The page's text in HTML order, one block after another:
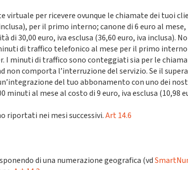
per ricevere ovunque le chiamate dei tuoi
per il primo interno; canone di 6 euro al
30,00 euro, iva esclusa (36,60 euro, iva inclusa).
di traffico telefonico al mese per il primo
I minuti di traffico sono conteggiati sia per le
comporta l’interruzione del servizio. Se il
del tuo abbonamento con uno dei
al mese al costo di 9 euro, iva esclusa (10,98
riportati nei mesi successivi.Art 14.6
di una numerazione geografica (vd